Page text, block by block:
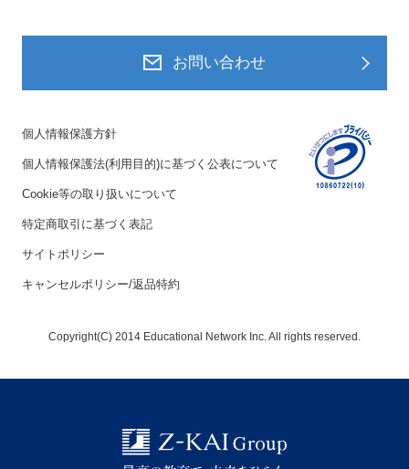
お問い合わせ
個人情報保護方針
個人情報保護法(利用目的)に基づく公表について
Cookie等の取り扱いについて
特定商取引に基づく表記
サイトポリシー
キャンセルポリシー/返品特約
Copyright(C) 2014 Educational Network Inc. All rights reserved.